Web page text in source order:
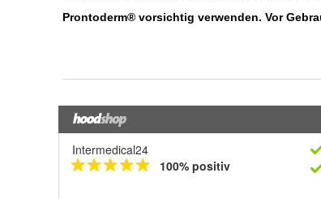
Intermedical24
100% positiv